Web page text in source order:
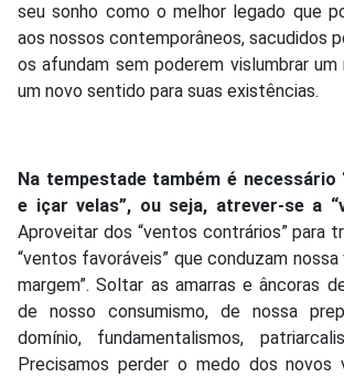
seu sonho como o melhor legado que
aos nossos contemporâneos, sacudidos
os afundam sem poderem vislumbrar
um novo sentido para suas existências.
Na tempestade também é
e içar velas”, ou seja, atrever-se a
Aproveitar dos “ventos contrários” para
“ventos favoráveis” que conduzam nossa
margem”. Soltar as amarras e âncoras
de nosso consumismo, de nossa
domínio, fundamentalismos,
Precisamos perder o medo dos